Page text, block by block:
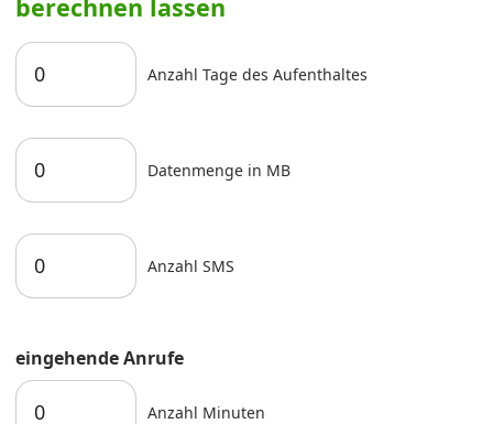
berechnen lassen
Anzahl Tage des Aufenthaltes
Datenmenge in MB
Anzahl SMS
eingehende Anrufe
Anzahl Minuten